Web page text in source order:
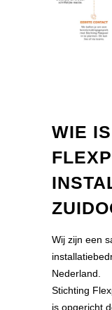
WIE
Wij zijn een
Nederland.
Stichting
is opgericht